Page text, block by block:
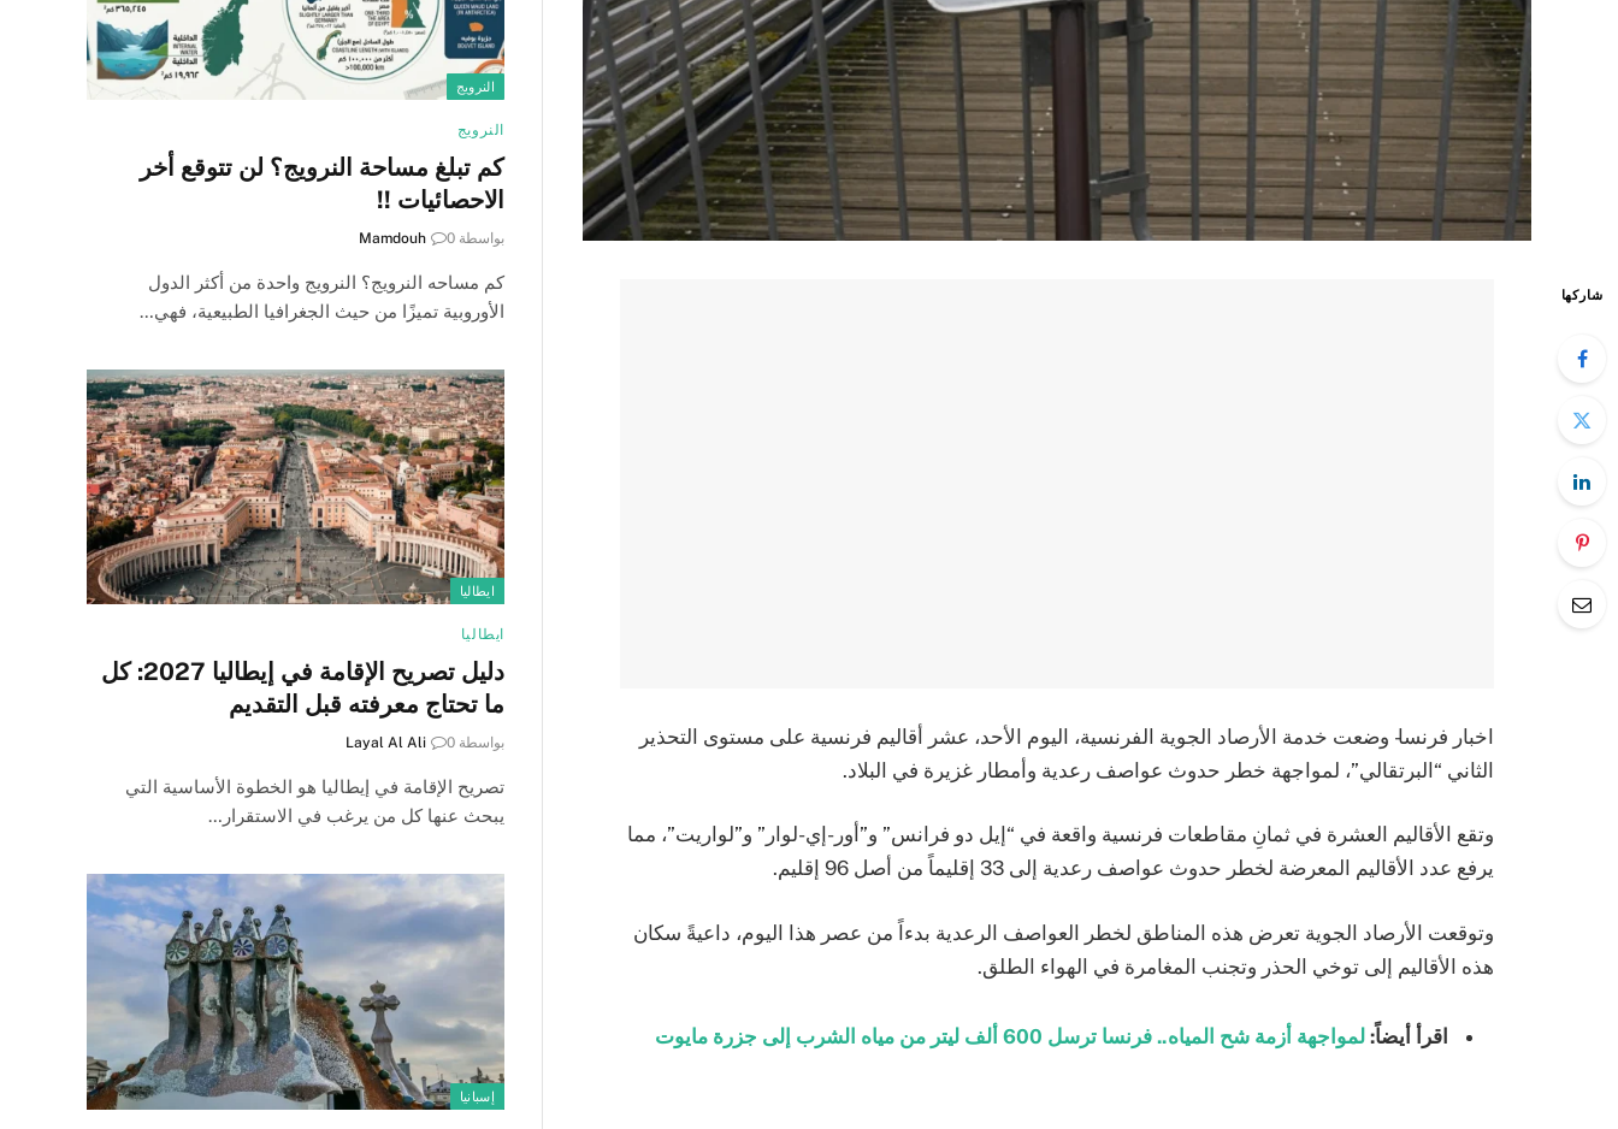
شاركها
اخبار فرنسا- وضعت خدمة الأرصاد الجوية الفرنسية، اليوم الأحد، عشر أقاليم فرنسية على مستوى التحذير
الثاني “البرتقالي”، لمواجهة خطر حدوث عواصف رعدية وأمطار غزيرة في البلاد.
وتقع الأقاليم العشرة في ثمانِ مقاطعات فرنسية واقعة في “إيل دو فرانس” و”أور-إي-لوار” و”لواريت”، مما
يرفع عدد الأقاليم المعرضة لخطر حدوث عواصف رعدية إلى 33 إقليماً من أصل 96 إقليم.
وتوقعت الأرصاد الجوية تعرض هذه المناطق لخطر العواصف الرعدية بدءاً من عصر هذا اليوم، داعيةً سكان
هذه الأقاليم إلى توخي الحذر وتجنب المغامرة في الهواء الطلق.
اقرأ أيضاً: لمواجهة أزمة شح المياه.. فرنسا ترسل 600 ألف ليتر من مياه الشرب إلى جزرة مايوت
النرويج
النرويج
كم تبلغ مساحة النرويج؟ لن تتوقع أخر
الاحصائيات !!
بواسطة Mamdouh 0
كم مساحه النرويج؟ النرويج واحدة من أكثر الدول
الأوروبية تميزًا من حيث الجغرافيا الطبيعية، فهي…
ايطاليا
ايطاليا
دليل تصريح الإقامة في إيطاليا 2027: كل
ما تحتاج معرفته قبل التقديم
بواسطة Layal Al Ali 0
تصريح الإقامة في إيطاليا هو الخطوة الأساسية التي
يبحث عنها كل من يرغب في الاستقرار…
إسبانيا